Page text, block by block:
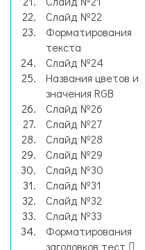
Слайд №22
Форматирования
текста
Слайд №24
Названия цветов и
значения RGB
Слайд №26
Слайд №27
Слайд №28
Слайд №29
Слайд №30
Слайд №31
Слайд №32
Слайд №33
Форматирования
заголовков тест 